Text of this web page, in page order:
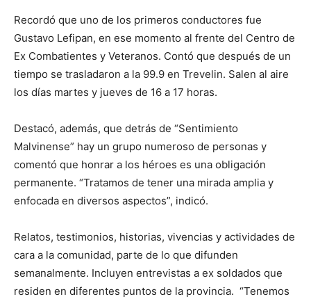
Recordó que uno de los primeros conductores fue
Gustavo Lefipan, en ese momento al frente del Centro de
Ex Combatientes y Veteranos. Contó que después de un
tiempo se trasladaron a la 99.9 en Trevelin. Salen al aire
los días martes y jueves de 16 a 17 horas.
Destacó, además, que detrás de “Sentimiento
Malvinense” hay un grupo numeroso de personas y
comentó que honrar a los héroes es una obligación
permanente. “Tratamos de tener una mirada amplia y
enfocada en diversos aspectos”, indicó.
Relatos, testimonios, historias, vivencias y actividades de
cara a la comunidad, parte de lo que difunden
semanalmente. Incluyen entrevistas a ex soldados que
residen en diferentes puntos de la provincia. “Tenemos